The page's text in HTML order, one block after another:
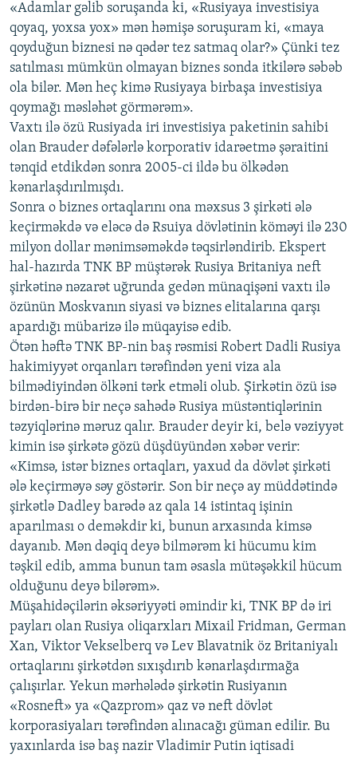
«Adamlar gəlib soruşanda ki, «Rusiyaya investisiya
qoyaq, yoxsa yox» mən həmişə soruşuram ki, «maya
qoyduğun biznesi nə qədər tez satmaq olar?» Çünki tez
satılması mümkün olmayan biznes sonda itkilərə səbəb
ola bilər. Mən heç kimə Rusiyaya birbaşa investisiya
qoymağı məsləhət görmərəm».
Vaxtı ilə özü Rusiyada iri investisiya paketinin sahibi
olan Brauder dəfələrlə korporativ idarəetmə şəraitini
tənqid etdikdən sonra 2005-ci ildə bu ölkədən
kənarlaşdırılmışdı.
Sonra o biznes ortaqlarını ona məxsus 3 şirkəti ələ
keçirməkdə və eləcə də Rsuiya dövlətinin köməyi ilə 230
milyon dollar mənimsəməkdə təqsirləndirib. Ekspert
hal-hazırda TNK BP müştərək Rusiya Britaniya neft
şirkətinə nəzarət uğrunda gedən münaqişəni vaxtı ilə
özünün Moskvanın siyasi və biznes elitalarına qarşı
apardığı mübarizə ilə müqayisə edib.
Ötən həftə TNK BP-nin baş rəsmisi Robert Dadli Rusiya
hakimiyyət orqanları tərəfindən yeni viza ala
bilmədiyindən ölkəni tərk etməli olub. Şirkətin özü isə
birdən-birə bir neçə sahədə Rusiya müstəntiqlərinin
təzyiqlərinə məruz qalır. Brauder deyir ki, belə vəziyyət
kimin isə şirkətə gözü düşdüyündən xəbər verir:
«Kimsə, istər biznes ortaqları, yaxud da dövlət şirkəti
ələ keçirməyə səy göstərir. Son bir neçə ay müddətində
şirkətlə Dadley barədə az qala 14 istintaq işinin
aparılması o deməkdir ki, bunun arxasında kimsə
dayanıb. Mən dəqiq deyə bilmərəm ki hücumu kim
təşkil edib, amma bunun tam əsasla mütəşəkkil hücum
olduğunu deyə bilərəm».
Müşahidəçilərin əksəriyyəti əmindir ki, TNK BP də iri
payları olan Rusiya oliqarxları Mixail Fridman, German
Xan, Viktor Vekselberq və Lev Blavatnik öz Britaniyalı
ortaqlarını şirkətdən sıxışdırıb kənarlaşdırmağa
çalışırlar. Yekun mərhələdə şirkətin Rusiyanın
«Rosneft» ya «Qazprom» qaz və neft dövlət
korporasiyaları tərəfindən alınacağı güman edilir. Bu
yaxınlarda isə baş nazir Vladimir Putin iqtisadi